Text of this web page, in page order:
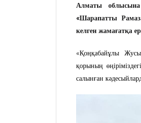
Алматы
«Шарапатты
келген жамағатқа
«Қоңқабайұлы
қорының
салынған